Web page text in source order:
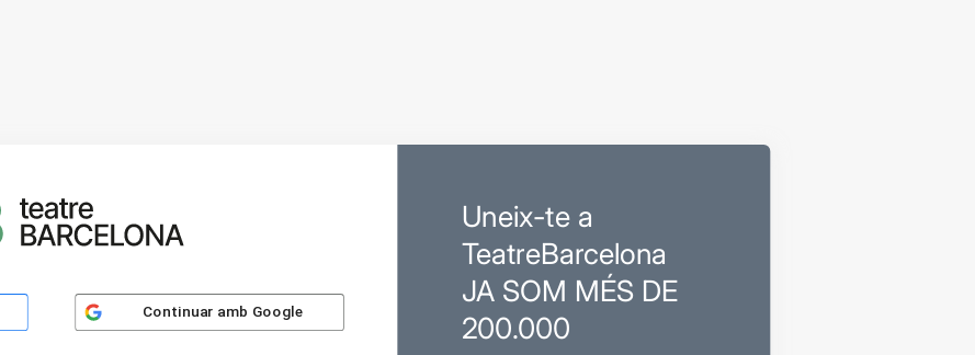
Continuar amb Google
Uneix-te a
TeatreBarcelona
JA SOM MÉS DE
200.000